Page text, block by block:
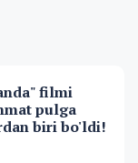
filmi
pulga
biri bo'ldi!